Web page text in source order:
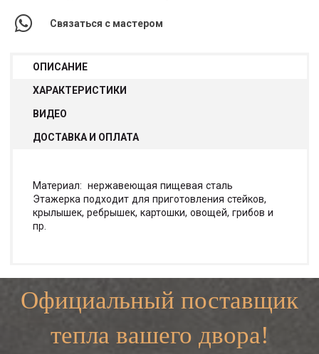
Связаться с мастером
ОПИСАНИЕ
ХАРАКТЕРИСТИКИ
ВИДЕО
ДОСТАВКА И ОПЛАТА
Материал: нержавеющая пищевая сталь
Этажерка подходит для приготовления стейков,
крылышек, ребрышек, картошки, овощей, грибов и
пр.
Официальный поставщик
тепла вашего двора!